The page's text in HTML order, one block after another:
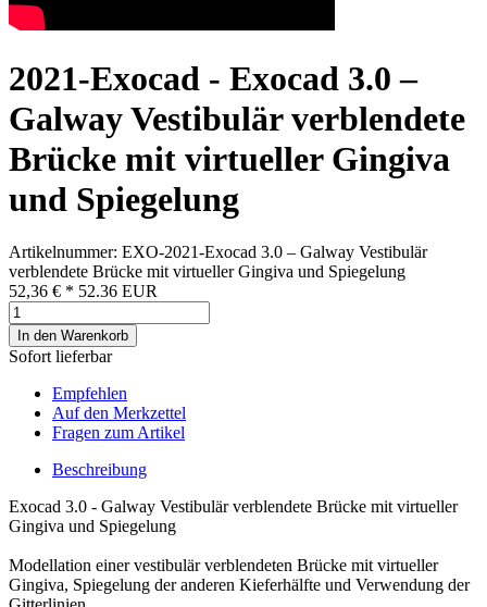
2021-Exocad - Exocad 3.0 –
Galway Vestibulär verblendete
Brücke mit virtueller Gingiva
und Spiegelung
Artikelnummer: EXO-2021-Exocad 3.0 – Galway Vestibulär
verblendete Brücke mit virtueller Gingiva und Spiegelung
52,36 € * 52.36 EUR
In den Warenkorb
Sofort lieferbar
Empfehlen
Auf den Merkzettel
Fragen zum Artikel
Beschreibung
Exocad 3.0 - Galway Vestibulär verblendete Brücke mit virtueller
Gingiva und Spiegelung
Modellation einer vestibulär verblendeten Brücke mit virtueller
Gingiva, Spiegelung der anderen Kieferhälfte und Verwendung der